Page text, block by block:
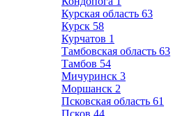
Курская область 63
Курск 58
Курчатов 1
Тамбовская область 63
Тамбов 54
Мичуринск 3
Моршанск 2
Псковская область 61
Псков 44